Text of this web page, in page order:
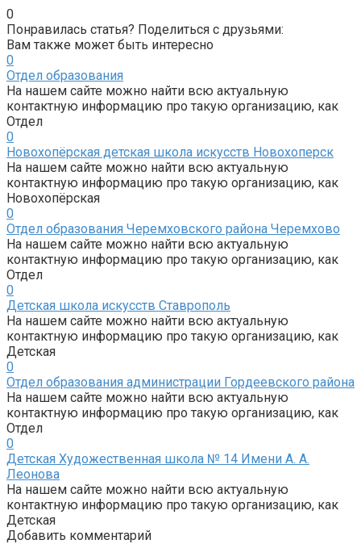
0
Понравилась статья? Поделиться с друзьями:
Вам также может быть интересно
0
Отдел образования
На нашем сайте можно найти всю актуальную
контактную информацию про такую организацию, как
Отдел
0
Новохопёрская детская школа искусств Новохоперск
На нашем сайте можно найти всю актуальную
контактную информацию про такую организацию, как
Новохопёрская
0
Отдел образования Черемховского района Черемхово
На нашем сайте можно найти всю актуальную
контактную информацию про такую организацию, как
Отдел
0
Детская школа искусств Ставрополь
На нашем сайте можно найти всю актуальную
контактную информацию про такую организацию, как
Детская
0
Отдел образования администрации Гордеевского района
На нашем сайте можно найти всю актуальную
контактную информацию про такую организацию, как
Отдел
0
Детская Художественная школа № 14 Имени А. А.
Леонова
На нашем сайте можно найти всю актуальную
контактную информацию про такую организацию, как
Детская
Добавить комментарий